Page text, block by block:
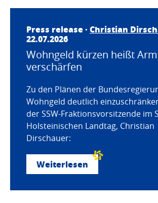
Press release · Christian
22.07.2026
Wohngeld kürzen heißt
verschärfen
Zu den Plänen der
Wohngeld deutlich
der SSW-Fraktionsvorsitzende im
Holsteinischen Landtag, Christian
Dirschauer:
Weiterlesen